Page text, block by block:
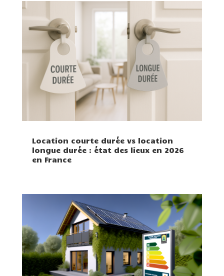
Location courte durée vs location
longue durée : état des lieux en 2026
en France